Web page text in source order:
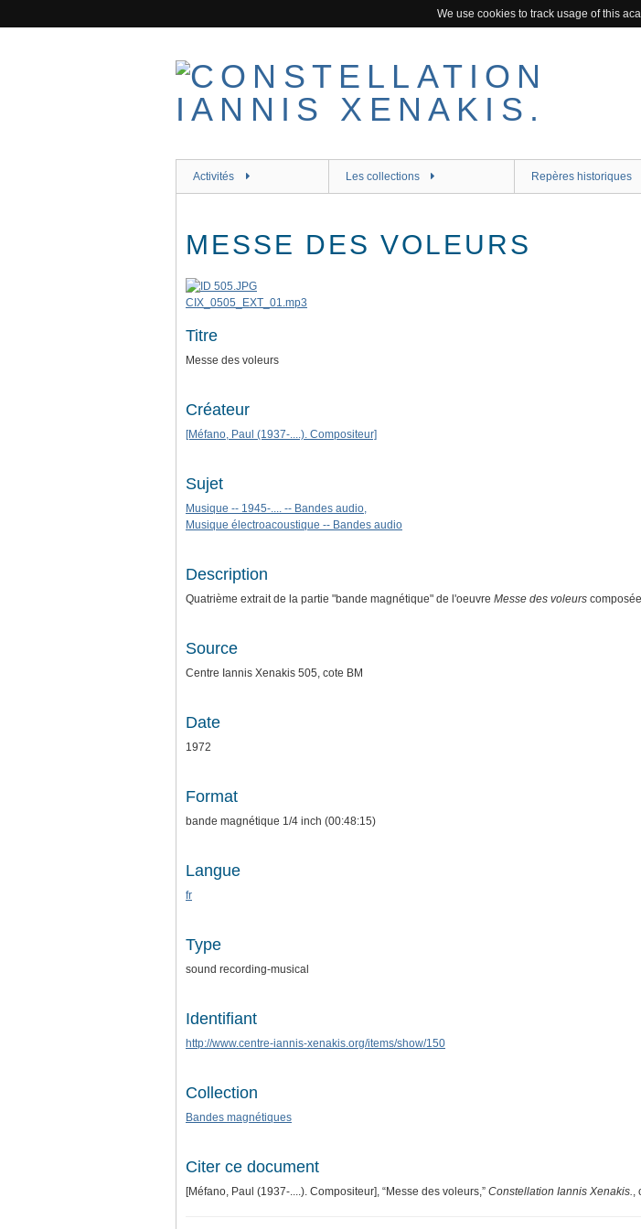
We use cookies to track usage of this
Activités Les collections Repères historiques
MESSE DES VOLEURS
CIX_0505_EXT_01.mp3
Titre
Messe des voleurs
Créateur
[Méfano, Paul (1937-....). Compositeur]
Sujet
Musique -- 1945-.... -- Bandes audio,
Musique électroacoustique -- Bandes audio
Description
Quatrième extrait de la partie "bande magnétique" de l'oeuvre Messe des voleurs
Source
Centre Iannis Xenakis 505, cote BM
Date
1972
Format
bande magnétique 1/4 inch (00:48:15)
Langue
fr
Type
sound recording-musical
Identifiant
http://www.centre-iannis-xenakis.org/items/show/150
Collection
Bandes magnétiques
Citer ce document
[Méfano, Paul (1937-....). Compositeur], “Messe des voleurs,” Constellation Iannis Xenakis.,